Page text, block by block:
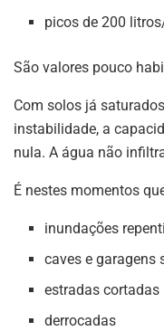
picos de 200
São valores pouco
Com solos já
instabilidade, a
nula. A água não
É nestes momentos
inundações
caves e garagens
estradas cortadas
derrocadas